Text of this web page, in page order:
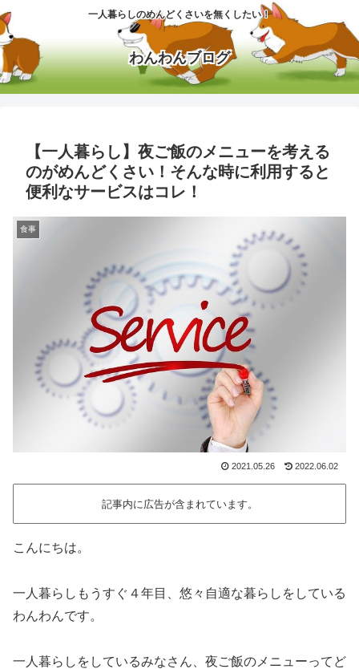
一人暮らしのめんどくさいを無くしたい！
わんわんブログ
【一人暮らし】夜ご飯のメニューを考える
のがめんどくさい！そんな時に利用すると
便利なサービスはコレ！
食事
2021.05.26 2022.06.02
記事内に広告が含まれています。
こんにちは。
一人暮らしもうすぐ４年目、悠々自適な暮らしをしている
わんわんです。
一人暮らしをしているみなさん、夜ご飯のメニューってど